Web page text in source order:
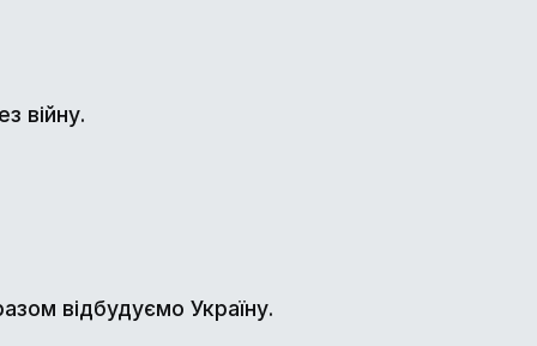
війну.
відбудуємо Україну.